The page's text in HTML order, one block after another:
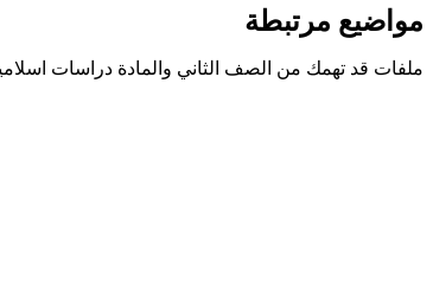
مواضيع مرتبطة
ملفات قد تهمك من الصف الثاني والمادة دراسات